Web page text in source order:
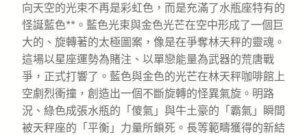
向天空的光束不再是彩虹色，而是充滿了水瓶座特有的
怪誕藍色**。藍色光束與金色光芒在空中形成了一個巨
大的、旋轉著的太極圖案，像是在爭奪林天秤的靈魂。
這場以星座運勢為賭注、以單戀能量為武器的荒唐戰
爭，正式打響了。藍色與金色的光芒在林天秤咖啡館上
空劇烈衝撞，創造出一個不斷旋轉的怪異氣旋。明路
況、綠色成張水瓶的「傻氣」與牛土豪的「霸氣」瞬間
被天秤座的「平衡」力量所鎖死。長等範疇獲得的新結